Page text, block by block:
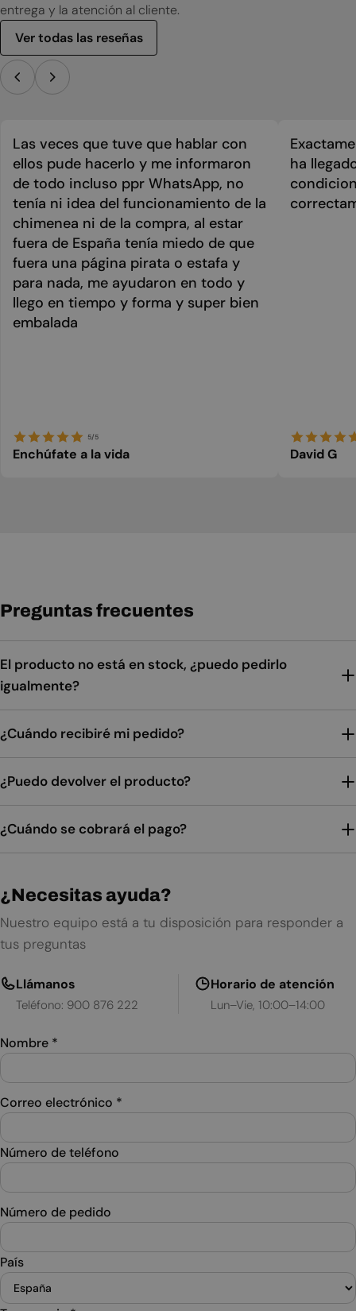
entrega y la atención al cliente.
Ver todas las reseñas
Las veces que tuve que hablar con
ellos pude hacerlo y me informaron
de todo incluso ppr WhatsApp, no
tenía ni idea del funcionamiento de la
chimenea ni de la compra, al estar
fuera de España tenía miedo de que
fuera una página pirata o estafa y
para nada, me ayudaron en todo y
llego en tiempo y forma y super bien
embalada
5/5
Enchúfate a la vida
ha
David G
Preguntas frecuentes
El producto no está en stock, ¿puedo pedirlo
igualmente?
¿Cuándo recibiré mi pedido?
¿Puedo devolver el producto?
¿Cuándo se cobrará el pago?
¿Necesitas ayuda?
Nuestro equipo está a tu disposición para responder a
tus preguntas
Llámanos
Teléfono: 900 876 222
Horario de atención
Lun–Vie, 10:00–14:00
Nombre *
Correo electrónico *
Número de teléfono
Número de pedido
País